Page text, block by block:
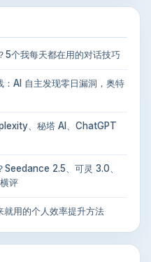
5个我每天都在用的对话技巧
AI 自主发现零日漏洞，奥特
、秘塔 AI、ChatGPT
Seedance 2.5、可灵 3.0、
评
用的个人效率提升方法